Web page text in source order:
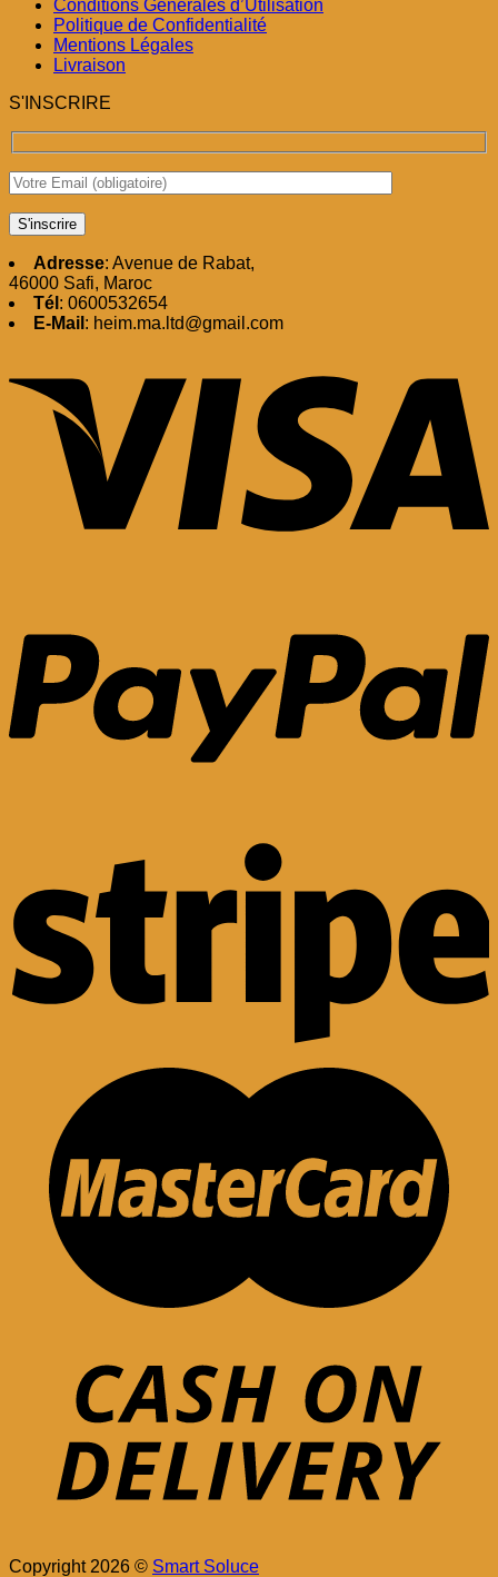
Conditions Générales d’Utilisation
Politique de Confidentialité
Mentions Légales
Livraison
S'INSCRIRE
Adresse: Avenue de Rabat,
46000 Safi, Maroc
Tél : 0600532654
E-Mail : heim.ma.ltd@gmail.com
Copyright 2026 © Smart Soluce